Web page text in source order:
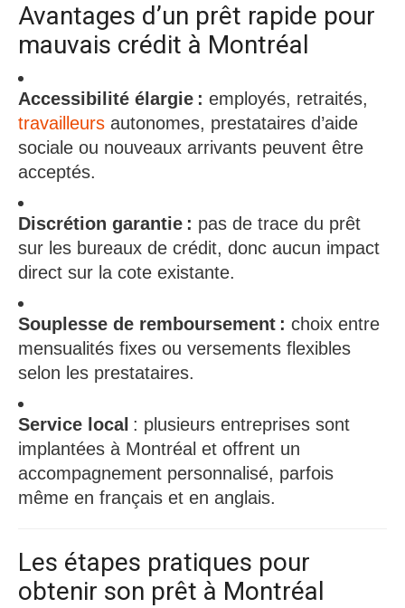
Avantages d’un prêt rapide pour
mauvais crédit à Montréal
Accessibilité élargie : employés, retraités,
travailleurs autonomes, prestataires d’aide
sociale ou nouveaux arrivants peuvent être
acceptés.​
Discrétion garantie : pas de trace du prêt
sur les bureaux de crédit, donc aucun impact
direct sur la cote existante.​
Souplesse de remboursement : choix entre
mensualités fixes ou versements flexibles
selon les prestataires.​
Service local : plusieurs entreprises sont
implantées à Montréal et offrent un
accompagnement personnalisé, parfois
même en français et en anglais.​
Les étapes pratiques pour
obtenir son prêt à Montréal